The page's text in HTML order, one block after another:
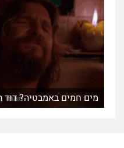
מים חמים באמבטיה?